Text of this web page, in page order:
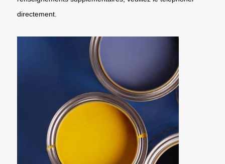
directement.